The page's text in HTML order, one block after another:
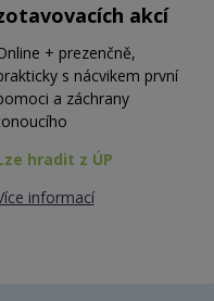
akcí
+ prezenčně,
s nácvikem první
a záchrany
hradit z ÚP
informací